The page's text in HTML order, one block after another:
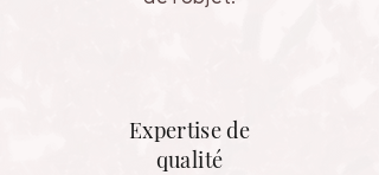
Expertise de
qualité